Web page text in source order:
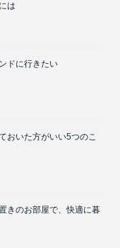
は
ドに行きたい
おいた方がいい5つのこ
きのお部屋で、快適に暮